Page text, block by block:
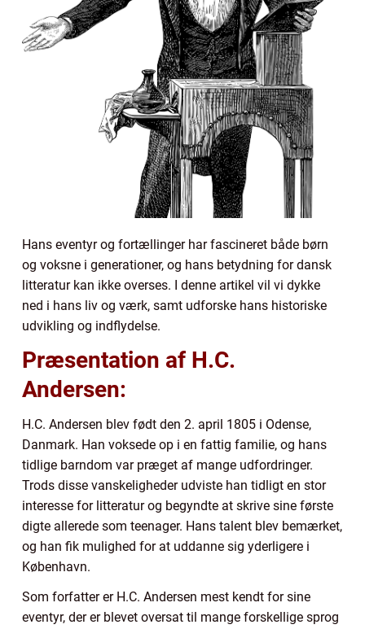
Hans eventyr og fortællinger har fascineret både børn
og voksne i generationer, og hans betydning for dansk
litteratur kan ikke overses. I denne artikel vil vi dykke
ned i hans liv og værk, samt udforske hans historiske
udvikling og indflydelse.
Præsentation af H.C.
Andersen:
H.C. Andersen blev født den 2. april 1805 i Odense,
Danmark. Han voksede op i en fattig familie, og hans
tidlige barndom var præget af mange udfordringer.
Trods disse vanskeligheder udviste han tidligt en stor
interesse for litteratur og begyndte at skrive sine første
digte allerede som teenager. Hans talent blev bemærket,
og han fik mulighed for at uddanne sig yderligere i
København.
Som forfatter er H.C. Andersen mest kendt for sine
eventyr, der er blevet oversat til mange forskellige sprog